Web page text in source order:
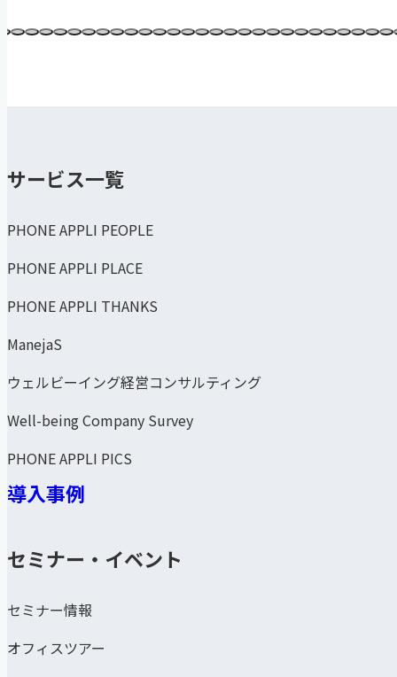
サービス一覧
PHONE APPLI PEOPLE
PHONE APPLI PLACE
PHONE APPLI THANKS
ManejaS
ウェルビーイング経営コンサルティング
Well-being Company Survey
PHONE APPLI PICS
導入事例
セミナー・イベント
セミナー情報
オフィスツアー